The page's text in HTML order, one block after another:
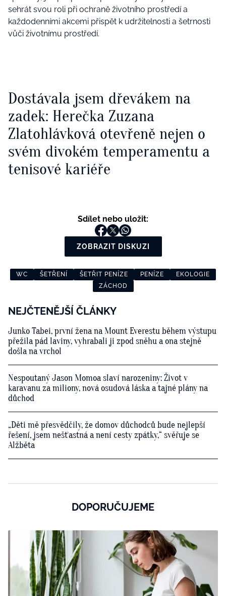
sehrát svou roli při ochraně životního prostředí a
každodenními akcemi přispět k udržitelnosti a šetrnosti
vůči životnímu prostředí.
Dostávala jsem dřevákem na
zadek: Herečka Zuzana
Zlatohlávková otevřeně nejen o
svém divokém temperamentu a
tenisové kariéře
Sdílet nebo uložit:
ZOBRAZIT DISKUZI
WC ŠETŘENÍ ŠETŘIT PENÍZE PENÍZE
EKOLOGIE
ZÁCHOD
NEJČTENĚJŠÍ ČLÁNKY
Junko Tabei, první žena na Mount Everestu během výstupu
přežila pád laviny, vyhrabali ji zpod sněhu a ona stejně
došla na vrchol
Nespoutaný Jason Momoa slaví narozeniny: Život v
karavanu za miliony, nová osudová láska a tajné plány na
důchod
„Děti mě přesvědčily, že domov důchodců bude nejlepší
řešení, jsem nešťastná a není cesty zpátky,“ svěřuje se
Alžběta
DOPORUČUJEME